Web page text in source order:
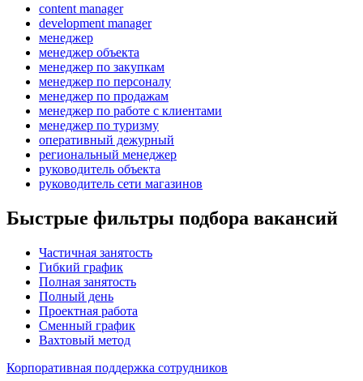
content manager
development manager
менеджер
менеджер объекта
менеджер по закупкам
менеджер по персоналу
менеджер по продажам
менеджер по работе с клиентами
менеджер по туризму
оперативный дежурный
региональный менеджер
руководитель объекта
руководитель сети магазинов
Быстрые фильтры подбора вакансий
Частичная занятость
Гибкий график
Полная занятость
Полный день
Проектная работа
Сменный график
Вахтовый метод
Корпоративная поддержка сотрудников